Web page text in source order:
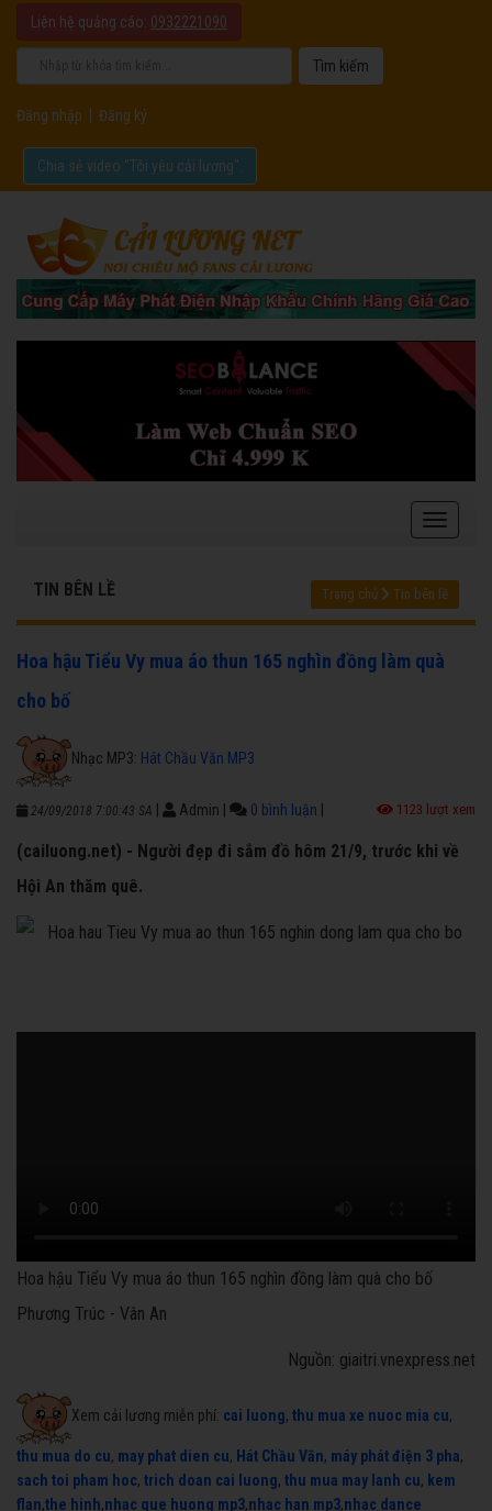
Liên hệ quảng cáo: 0932221090
Đăng nhập Đăng ký
Chia sẻ video "Tôi yêu cải lương".
TIN BÊN LỀ Trang chủ Tin bên lề
Hoa hậu Tiểu Vy mua áo thun 165 nghìn đồng làm quà
cho bố
Nhạc MP3: Hát Chầu Văn MP3
24/09/2018 7:00:43 SA Admin 0 bình luận 1123 lượt xem
(cailuong.net) - Người đẹp đi sắm đồ hôm 21/9, trước khi về
Hội An thăm quê.
Hoa hậu Tiểu Vy mua áo thun 165 nghìn đồng làm quà cho bố
Phương Trúc - Vân An
Nguồn: giaitri.vnexpress.net
Xem cải lương miễn phí: cai luong, thu mua xe nuoc mia cu,
thu mua do cu, may phat dien cu, Hát Chầu Văn, máy phát điện 3 pha,
sach toi pham hoc, trich doan cai luong, thu mua may lanh cu, kem
flan,the hinh,nhac que huong mp3,nhac han mp3,nhac dance